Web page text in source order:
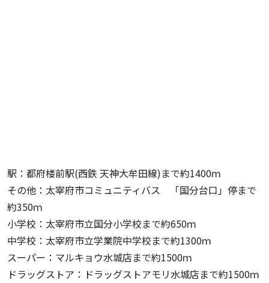
駅：都府楼前駅(西鉄 天神大牟田線)まで約1400ｍ
その他：太宰府市コミュニティバス 「国分台口」停まで
約350ｍ
小学校：太宰府市立国分小学校まで約650ｍ
中学校：太宰府市立学業院中学校まで約1300ｍ
スーパー：マルキョウ水城店まで約1500ｍ
ドラッグストア：ドラッグストアモリ水城店まで約1500ｍ